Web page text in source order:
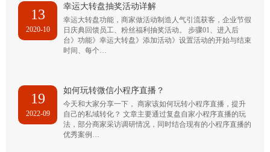
13
2020-10
幸运大转盘抽奖活动详解
幸运大转盘功能，商家做活动制造人气引流获客，企业节假
日庆典回馈员工、粉丝福利抽奖活动。 步骤01、进入后
台》功能》幸运大转盘》添加活动》设置活动的开始与结束
时间、每个…
19
2022-09
如何玩转微信小程序直播？
今天和大家分享一下， 商家该如何玩转小程序直播，提升
自己的私域转化？ 文章主要通过复盘自家小程序直播的玩
法，部分商家采访调研情况，同时结合现有的小程序直播的
优秀案例…